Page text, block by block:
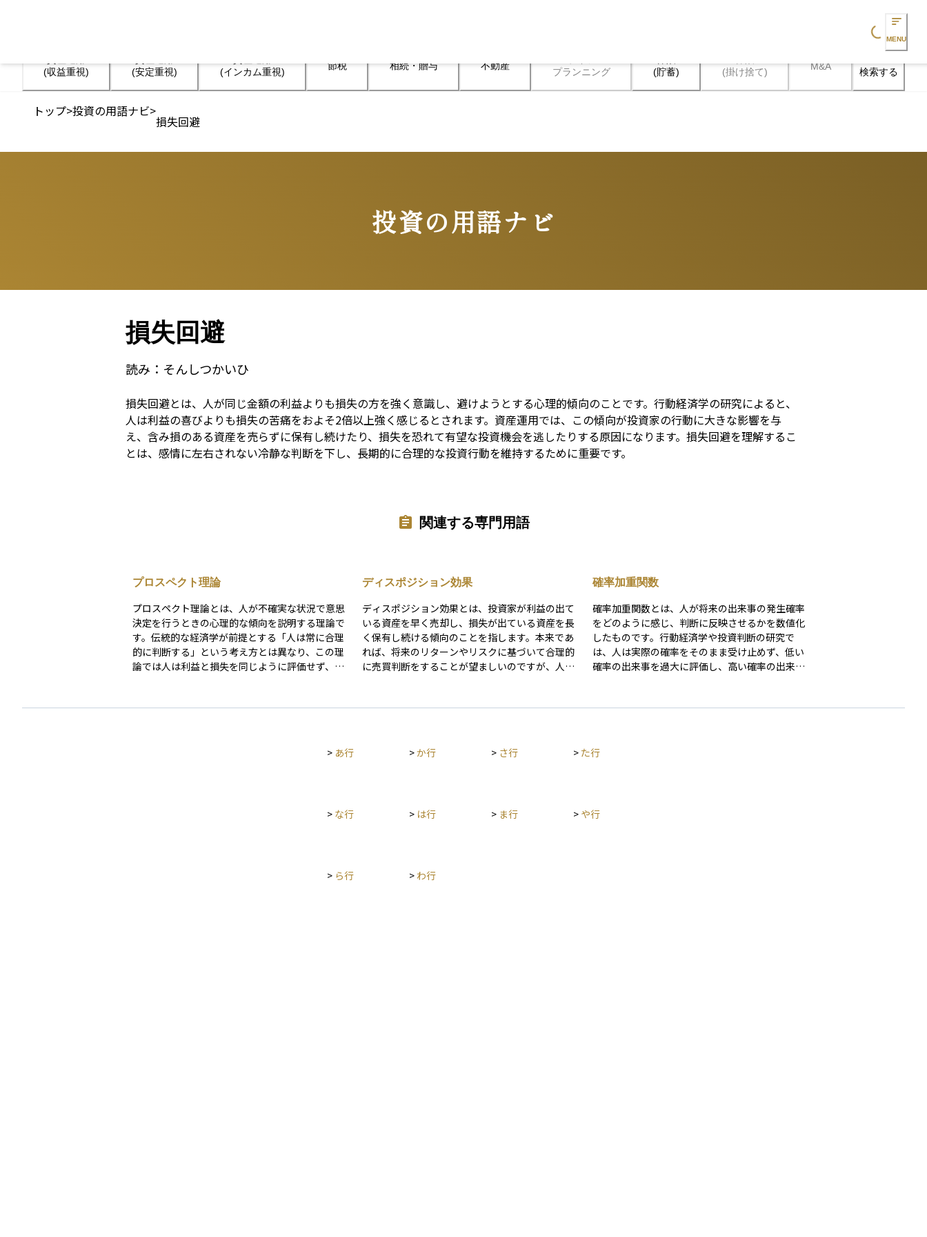
Loading... MENU
(収益重視)
(安定重視)
(インカム重視)
節税 相続・贈与 不動産
プランニング
(貯蓄)
(掛け捨て)
M&A 検索する
トップ>投資の用語ナビ>
損失回避
投資の用語ナビ
Terms
損失回避
読み： そんしつかいひ
損失回避とは、人が同じ金額の利益よりも損失の方を強く意識し、避けようとする心理的傾向のことです。行動経済学の研究によると、
人は利益の喜びよりも損失の苦痛をおよそ2倍以上強く感じるとされます。資産運用では、この傾向が投資家の行動に大きな影響を与
え、含み損のある資産を売らずに保有し続けたり、損失を恐れて有望な投資機会を逃したりする原因になります。損失回避を理解するこ
とは、感情に左右されない冷静な判断を下し、長期的に合理的な投資行動を維持するために重要です。
関連する専門用語
プロスペクト理論
プロスペクト理論とは、人が不確実な状況で意思
決定を行うときの心理的な傾向を説明する理論で
す。伝統的な経済学が前提とする「人は常に合理
的に判断する」という考え方とは異なり、この理
論では人は利益と損失を同じように評価せず、特
りではなく、小さな確率を過大評価し、大きな確
の理論で説明できます。資産運用では、投資家の
ディスポジション効果
ディスポジション効果とは、投資家が利益の出て
いる資産を早く売却し、損失が出ている資産を長
く保有し続ける傾向のことを指します。本来であ
れば、将来のリターンやリスクに基づいて合理的
に売買判断をすることが望ましいのですが、人は
このため、上昇している銘柄を早めに手放し、下
で感情に左右されず、より合理的な売買判断を下
確率加重関数
確率加重関数とは、人が将来の出来事の発生確率
をどのように感じ、判断に反映させるかを数値化
したものです。行動経済学や投資判断の研究で
は、人は実際の確率をそのまま受け止めず、低い
確率の出来事を過大に評価し、高い確率の出来事
く、投資家が心理的に感じる確率をモデル化でき
て小さな確率が大きく感じられるためです。資産
> あ行 >か行 > さ行 > た行
> な行 > は行 > ま行 > や行
> ら行 > わ行